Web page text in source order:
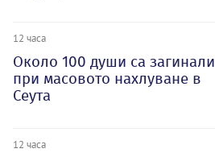
12 часа
Около 100 души са загинали
при масовото нахлуване в
Сеута
12 часа